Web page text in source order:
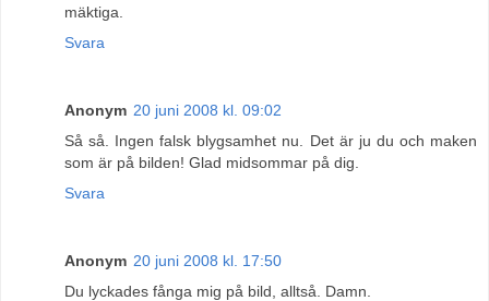
mäktiga.
Svara
Anonym 20 juni 2008 kl. 09:02
Så så. Ingen falsk blygsamhet nu. Det är ju du och maken
som är på bilden! Glad midsommar på dig.
Svara
Anonym 20 juni 2008 kl. 17:50
Du lyckades fånga mig på bild, alltså. Damn.